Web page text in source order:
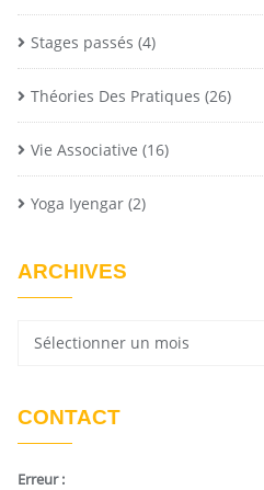
Stages passés (4)
Théories Des Pratiques (26)
Vie Associative (16)
Yoga Iyengar (2)
ARCHIVES
CONTACT
Erreur :